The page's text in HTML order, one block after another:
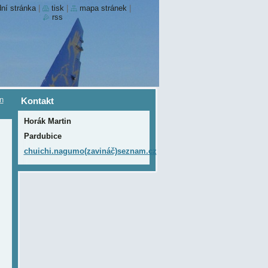
Kontakt
Horák Martin
Pardubice
chuichi.nagumo(zavináč)seznam.cz
stránka tisk mapa stránek
rss